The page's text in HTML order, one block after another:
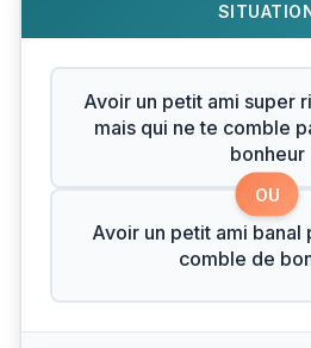
Avoir un petit ami super
mais qui ne te comble
bonheur
OU
Avoir un petit ami banal
comble de